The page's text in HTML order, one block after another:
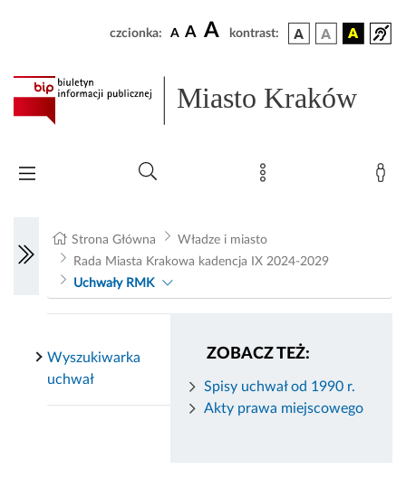
czcionka: A A A kontrast:
Miasto Kraków
Strona Główna
Władze i miasto
Rada Miasta Krakowa kadencja IX 2024-2029
Uchwały RMK
ZOBACZ TEŻ:
Spisy uchwał od 1990 r.
Akty prawa miejscowego
Wyszukiwarka
uchwał